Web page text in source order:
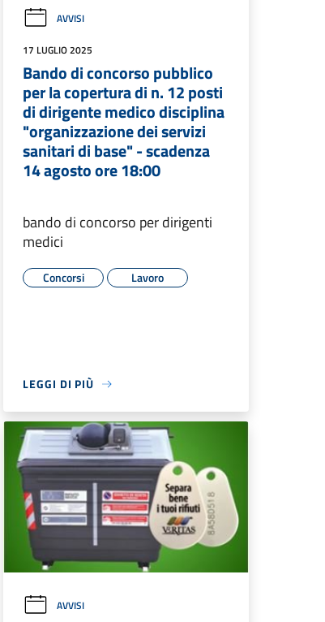
AVVISI
17 LUGLIO 2025
Bando di concorso pubblico
per la copertura di n. 12 posti
di dirigente medico disciplina
"organizzazione dei servizi
sanitari di base" - scadenza
14 agosto ore 18:00
bando di concorso per dirigenti
medici
Concorsi Lavoro
LEGGI DI PIÙ
AVVISI